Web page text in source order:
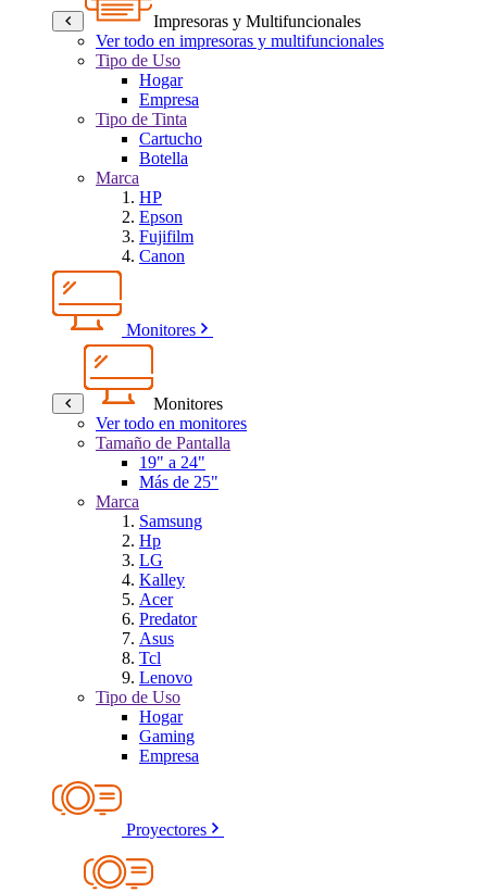
Impresoras y Multifuncionales
Ver todo en impresoras y multifuncionales
Tipo de Uso
Hogar
Empresa
Tipo de Tinta
Cartucho
Botella
Marca
HP
Epson
Fujifilm
Canon
Monitores
Monitores
Ver todo en monitores
Tamaño de Pantalla
19" a 24"
Más de 25"
Marca
Samsung
Hp
LG
Kalley
Acer
Predator
Asus
Tcl
Lenovo
Tipo de Uso
Hogar
Gaming
Empresa
Proyectores